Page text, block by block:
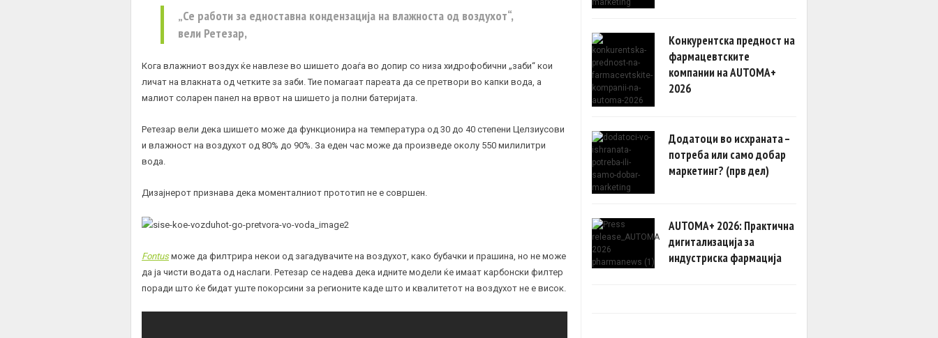
„Се работи за едноставна кондензација на влажноста од воздухот“,
вели Ретезар,
Кога влажниот воздух ќе навлезе во шишето доаѓа во допир со низа хидрофобични „заби“ кои
личат на влакната од четките за заби. Тие помагаат пареата да се претвори во капки вода, а
малиот соларен панел на врвот на шишето ја полни батеријата.
Ретезар вели дека шишето може да функционира на температура од 30 до 40 степени Целзиусови
и влажност на воздухот од 80% до 90%. За еден час може да произведе околу 550 милилитри
вода.
Дизајнерот признава дека моменталниот прототип не е совршен.
Fontusможе да филтрира некои од загадувачите на воздухот, како бубачки и прашина, но не може
да ја чисти водата од наслаги. Ретезар се надева дека идните модели ќе имаат карбонски филтер
поради што ќе бидат уште покорсини за регионите каде што и квалитетот на воздухот не е висок.
Конкурентска предност на
фармацевтските
компании на AUTOMA+
2026
Додатоци во исхраната –
потреба или само добар
маркетинг? (прв дел)
AUTOMA+ 2026: Практична
дигитализација за
индустриска фармација